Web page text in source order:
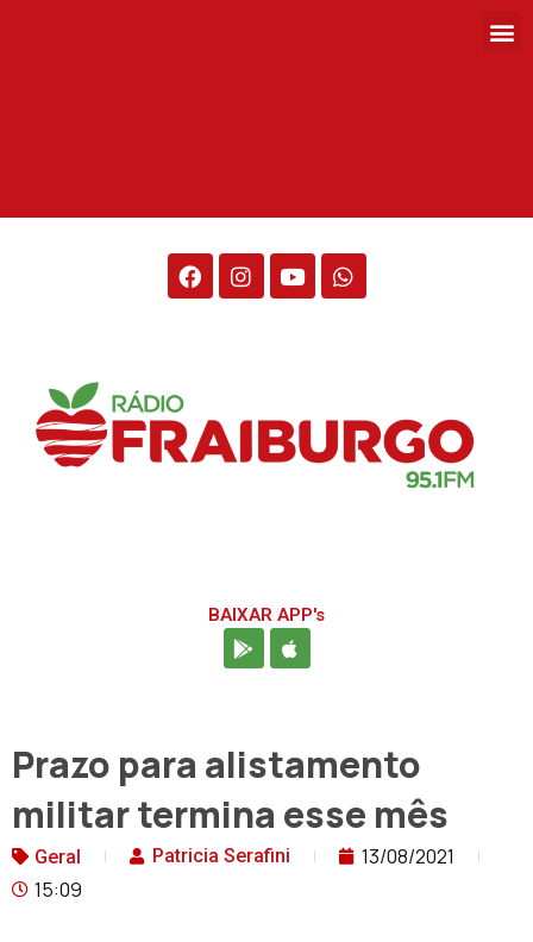
BAIXAR APP's
Prazo para alistamento
militar termina esse mês
Geral Patricia Serafini
13/08/2021
15:09